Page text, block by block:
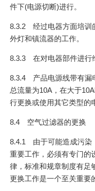
件下(电源切断)进行。
8.3.2 经过电器方面培训
外灯和镇流器的工作。
8.3.3 在对电器部件进行
8.3.4 产品电源线带有漏
总流量为10A，在大于
行更换或使用其它类型的
8.4 空气过滤器的更换
8.4.1 由于可能造成污染
重要工作，必须有专门的
律，标准和规章制度有足
更换工作是一个至关重要